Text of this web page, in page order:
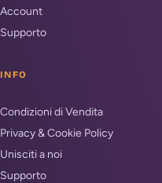
Account
Supporto
INFO
Condizioni di Vendita
Privacy & Cookie Policy
Unisciti a noi
Supporto